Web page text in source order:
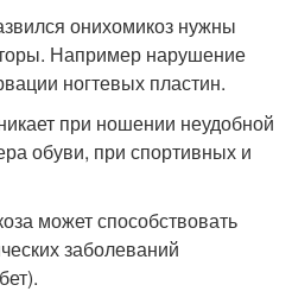
онихомикоз нужны
Например нарушение
ногтевых пластин.
при ношении неудобной
обуви, при спортивных и
может способствовать
заболеваний